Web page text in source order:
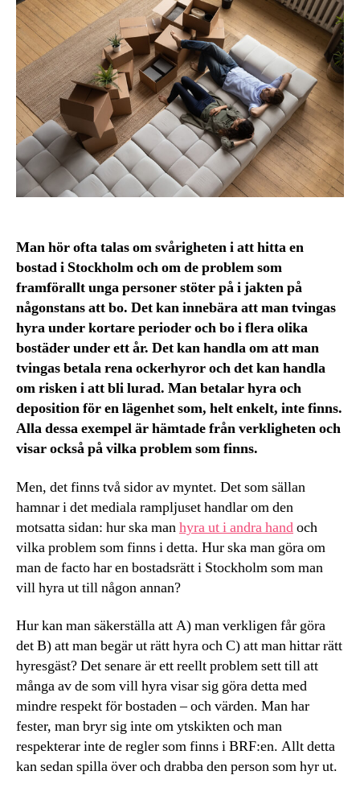
Man hör ofta talas om svårigheten i att hitta en
bostad i Stockholm och om de problem som
framförallt unga personer stöter på i jakten på
någonstans att bo. Det kan innebära att man tvingas
hyra under kortare perioder och bo i flera olika
bostäder under ett år. Det kan handla om att man
tvingas betala rena ockerhyror och det kan handla
om risken i att bli lurad. Man betalar hyra och
deposition för en lägenhet som, helt enkelt, inte finns.
Alla dessa exempel är hämtade från verkligheten och
visar också på vilka problem som finns.
Men, det finns två sidor av myntet. Det som sällan
hamnar i det mediala rampljuset handlar om den
motsatta sidan: hur ska manhyra ut i andra handoch
vilka problem som finns i detta. Hur ska man göra om
man de facto har en bostadsrätt i Stockholm som man
vill hyra ut till någon annan?
Hur kan man säkerställa att A) man verkligen får göra
det B) att man begär ut rätt hyra och C) att man hittar rätt
hyresgäst? Det senare är ett reellt problem sett till att
många av de som vill hyra visar sig göra detta med
mindre respekt för bostaden – och värden. Man har
fester, man bryr sig inte om ytskikten och man
respekterar inte de regler som finns i BRF:en. Allt detta
kan sedan spilla över och drabba den person som hyr ut.